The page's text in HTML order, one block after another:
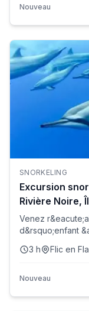
Nouveau
SNORKELING
Excursion
Rivière Noire,
Venez
d&rsquo;enfant
3 h Flic en
Nouveau